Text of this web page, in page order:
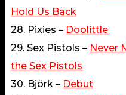
Hold Us Back
28. Pixies – Doolittle
29. Sex Pistols – Never
the Sex Pistols
30. Björk – Debut